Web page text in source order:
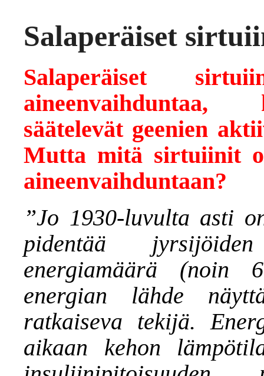
Salaperäiset
Salaperäiset
aineenvaihduntaa,
säätelevät geenien
Mutta mitä sirtuiinit
aineenvaihduntaan?
”Jo 1930-luvulta asti
pidentää
energiamäärä (noin
energian lähde
ratkaiseva tekijä.
aikaan kehon